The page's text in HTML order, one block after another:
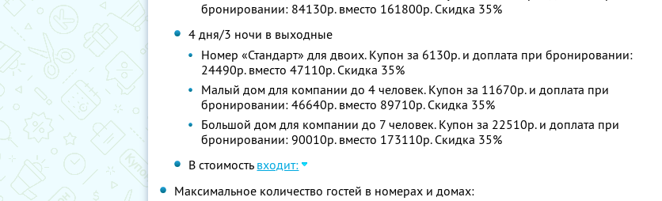
бронировании: 84130р. вместо 161800р. Скидка 35%
4 дня/3 ночи в выходные
Номер «Стандарт» для двоих. Купон за 6130р. и доплата при бронировании:
24490р. вместо 47110р. Скидка 35%
Малый дом для компании до 4 человек. Купон за 11670р. и доплата при
бронировании: 46640р. вместо 89710р. Скидка 35%
Большой дом для компании до 7 человек. Купон за 22510р. и доплата при
бронировании: 90010р. вместо 173110р. Скидка 35%
В стоимость входит:
Максимальное количество гостей в номерах и домах: